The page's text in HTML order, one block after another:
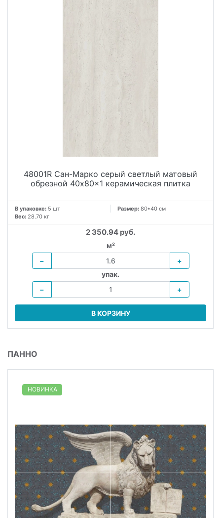
48001R Сан-Марко серый светлый матовый
обрезной 40x80x1 керамическая плитка
В упаковке: 5 шт Размер: 80*40 см
Вес: 28.70 кг
2 350.94 руб.
м²
−
+
упак.
−
+
В КОРЗИНУ
ПАННО
НОВИНКА